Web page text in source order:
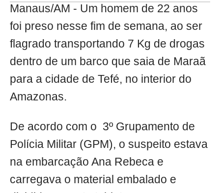
Manaus/AM - Um homem de 22 anos
foi preso nesse fim de semana, ao ser
flagrado transportando 7 Kg de drogas
dentro de um barco que saia de Maraã
para a cidade de Tefé, no interior do
Amazonas.
De acordo com o 3º Grupamento de
Polícia Militar (GPM), o suspeito estava
na embarcação Ana Rebeca e
carregava o material embalado e